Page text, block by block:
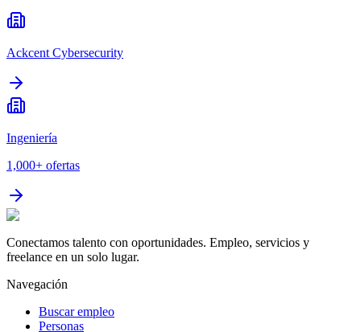
Ackcent Cybersecurity
Ingeniería
1,000+ ofertas
Conectamos talento con oportunidades. Empleo, servicios y
freelance en un solo lugar.
Navegación
Buscar empleo
Personas